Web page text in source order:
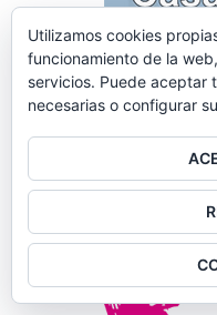
Utilizamos cookies
funcionamiento de la
servicios. Puede aceptar
necesarias o configurar